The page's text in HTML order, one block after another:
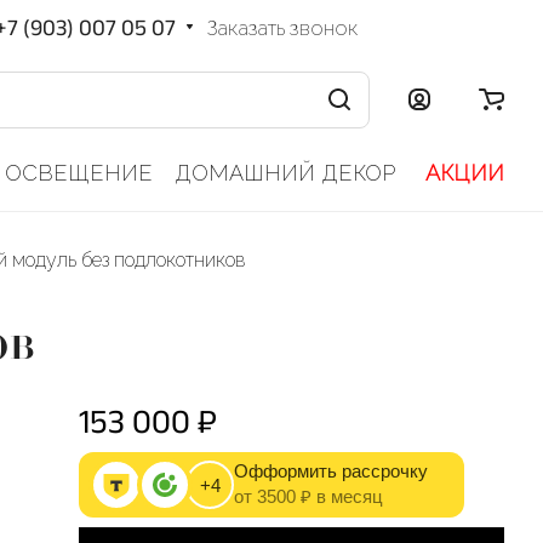
(903) 007 05 07 Заказать звонок
ОСВЕЩЕНИЕ ДОМАШНИЙ ДЕКОР АКЦИИ
модуль без подлокотников
153 000 ₽
+4
Офформить рассрочку
от 3500 ₽ в месяц